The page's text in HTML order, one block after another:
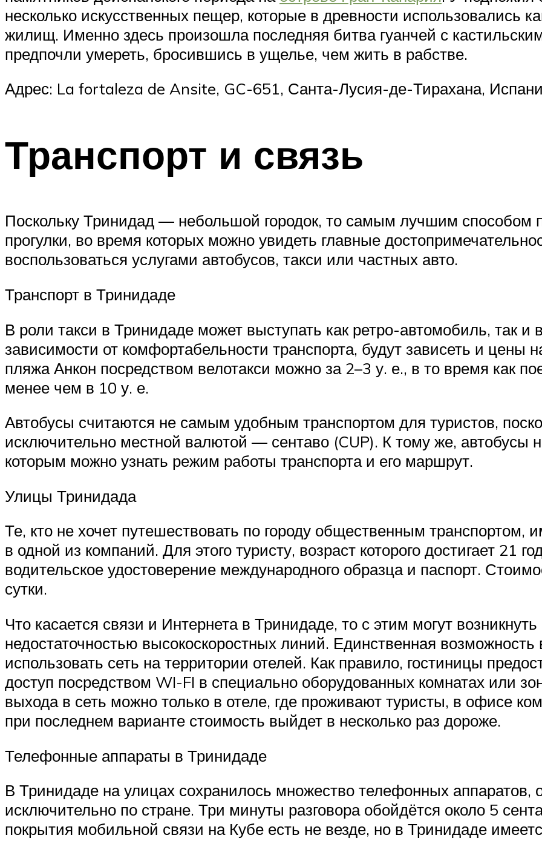
несколько искусственных пещер, которые в древности использовались
жилищ. Именно здесь произошла последняя битва гуанчей с
предпочли умереть, бросившись в ущелье, чем жить в рабстве.
Адрес: La fortaleza de Ansite, GC-651, Санта-Лусия-де-Тирахана,
Транспорт и связь
Поскольку Тринидад — небольшой городок, то самым лучшим
прогулки, во время которых можно увидеть главные
воспользоваться услугами автобусов, такси или частных авто.
Транспорт в Тринидаде
В роли такси в Тринидаде может выступать как ретро-автомобиль, так
зависимости от комфортабельности транспорта, будут зависеть и цены
пляжа Анкон посредством велотакси можно за 2–3 у. е., в то время как
менее чем в 10 у. е.
Автобусы считаются не самым удобным транспортом для туристов,
исключительно местной валютой — сентаво (CUP). К тому же, автобусы
которым можно узнать режим работы транспорта и его маршрут.
Улицы Тринидада
Те, кто не хочет путешествовать по городу общественным транспортом,
в одной из компаний. Для этого туристу, возраст которого достигает 21
водительское удостоверение международного образца и паспорт.
сутки.
Что касается связи и Интернета в Тринидаде, то с этим могут
недостаточностью высокоскоростных линий. Единственная
использовать сеть на территории отелей. Как правило, гостиницы
доступ посредством WI-FI в специально оборудованных комнатах или
выхода в сеть можно только в отеле, где проживают туристы, в офисе
при последнем варианте стоимость выйдет в несколько раз дороже.
Телефонные аппараты в Тринидаде
В Тринидаде на улицах сохранилось множество телефонных аппаратов,
исключительно по стране. Три минуты разговора обойдётся около 5
покрытия мобильной связи на Кубе есть не везде, но в Тринидаде